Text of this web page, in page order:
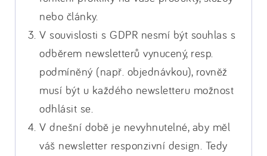
nebo články.
V souvislosti s GDPR nesmí být souhlas s
odběrem newsletterů vynucený, resp.
podmíněný (např. objednávkou), rovněž
musí být u každého newsletteru možnost
odhlásit se.
V dnešní době je nevyhnutelné, aby měl
váš newsletter responzivní design. Tedy